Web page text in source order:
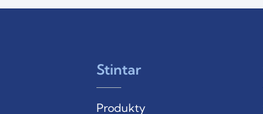
Stintar
Produkty